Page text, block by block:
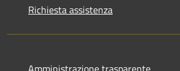
Richiesta assistenza